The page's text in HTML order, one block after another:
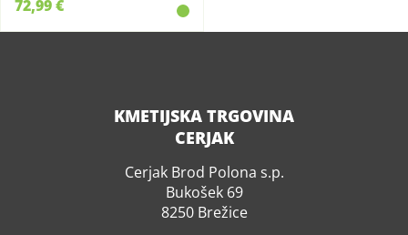
72,99 €
KMETIJSKA TRGOVINA
CERJAK
Cerjak Brod Polona s.p.
Bukošek 69
8250 Brežice